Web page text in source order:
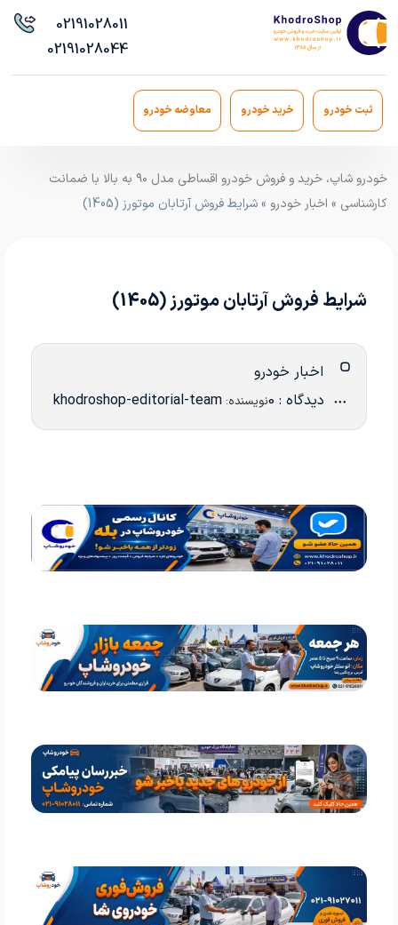
02191028011
02191028044
ثبت خودرو خرید خودرو معاوضه خودرو
خودرو شاپ، خرید و فروش خودرو اقساطی مدل ۹۰ به بالا با ضمانت
کارشناسی » اخبار خودرو » شرایط فروش آرتابان موتورز (1405)
شرایط فروش آرتابان موتورز (1405)
اخبار خودرو
دیدگاه : 0 نویسنده: khodroshop-editorial-team